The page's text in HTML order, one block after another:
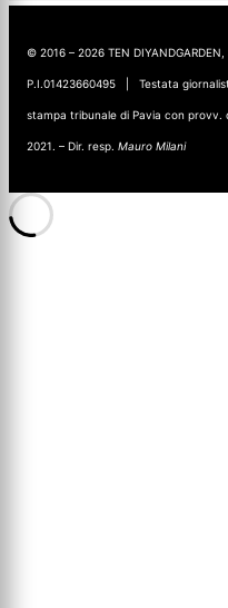
© 2016 – 2026 TEN DIYANDGARDEN,
P.I.01423660495 | Testata
stampa tribunale di Pavia con provv.
2021. – Dir. resp. Mauro Milani